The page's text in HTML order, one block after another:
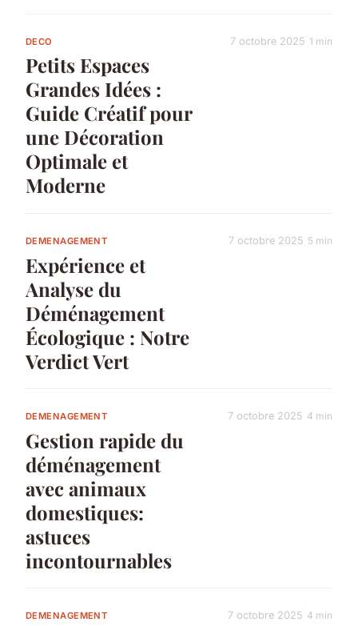
DECO
Petits Espaces
Grandes Idées :
Guide Créatif pour
une Décoration
Optimale et
Moderne
7 octobre 2025 1 min
DEMENAGEMENT
Expérience et
Analyse du
Déménagement
Écologique : Notre
Verdict Vert
7 octobre 2025 5 min
DEMENAGEMENT
Gestion rapide du
déménagement
avec animaux
domestiques:
astuces
incontournables
7 octobre 2025 4 min
DEMENAGEMENT 7 octobre 2025 4 min